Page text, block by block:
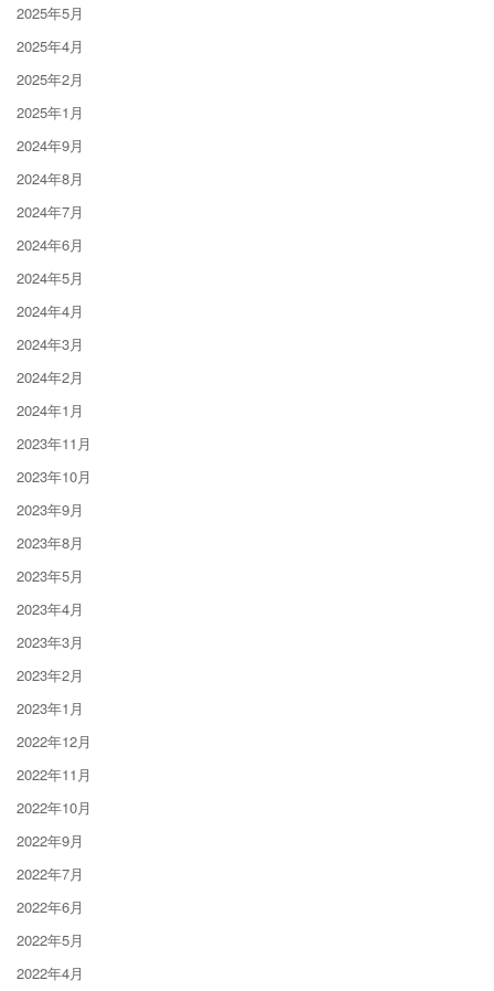
2025年5月
2025年4月
2025年2月
2025年1月
2024年9月
2024年8月
2024年7月
2024年6月
2024年5月
2024年4月
2024年3月
2024年2月
2024年1月
2023年11月
2023年10月
2023年9月
2023年8月
2023年5月
2023年4月
2023年3月
2023年2月
2023年1月
2022年12月
2022年11月
2022年10月
2022年9月
2022年7月
2022年6月
2022年5月
2022年4月